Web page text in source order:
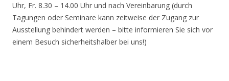
Uhr, Fr. 8.30 – 14.00 Uhr und nach Vereinbarung (durch
Tagungen oder Seminare kann zeitweise der Zugang zur
Ausstellung behindert werden – bitte informieren Sie sich vor
einem Besuch sicherheitshalber bei uns!)